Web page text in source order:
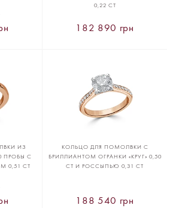
0,22 CT
182 890 грн
ИЗ
ПРОБЫ С
0,51 CT
КОЛЬЦО ДЛЯ ПОМОЛВКИ С
БРИЛЛИАНТОМ ОГРАНКИ «КРУГ» 0,50
CT И РОССЫПЬЮ 0,31 CT
188 540 грн